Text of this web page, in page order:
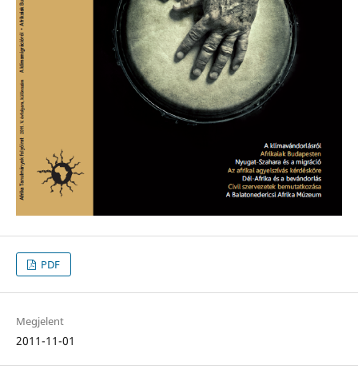
PDF
Megjelent
2011-11-01